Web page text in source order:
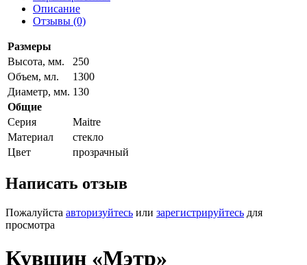
Описание
Отзывы (0)
Размеры
Высота, мм.
250
Объем, мл.
1300
Диаметр, мм. 130
Общие
Серия
Maitre
Материал
стекло
Цвет
прозрачный
Написать отзыв
Пожалуйста авторизуйтесь или зарегистрируйтесь для
просмотра
Кувшин «Мэтр»